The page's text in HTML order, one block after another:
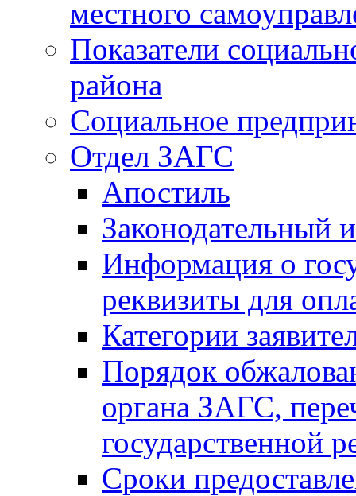
местного
Показатели
района
Социальное
Отдел ЗАГС
Апостиль
Законодательный
Информация о
реквизиты для
Категории
Порядок
органа ЗАГС,
государственной
Сроки